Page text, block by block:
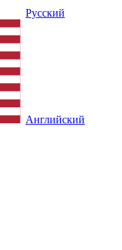
Русский
Английский